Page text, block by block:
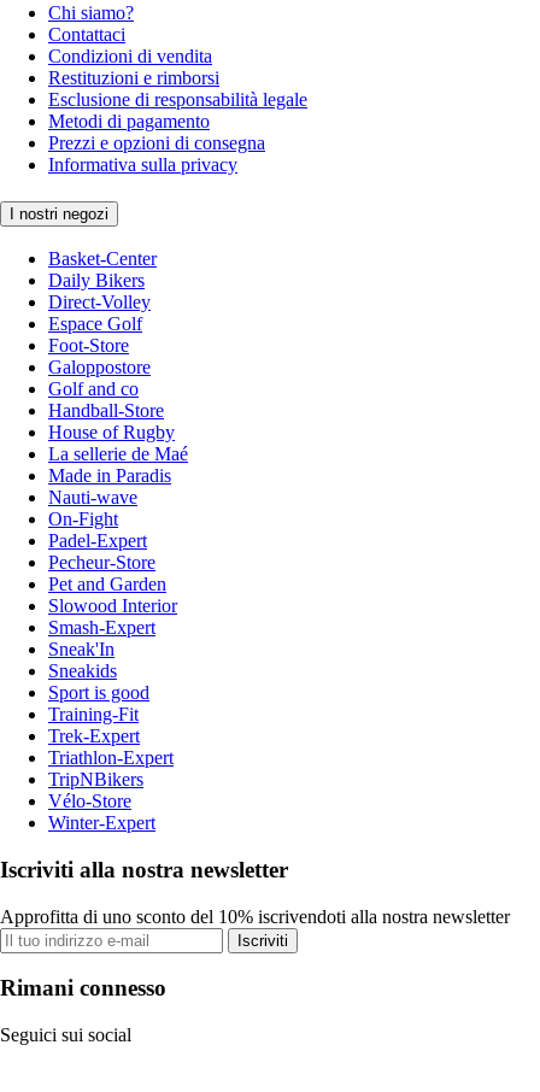
Chi siamo?
Contattaci
Condizioni di vendita
Restituzioni e rimborsi
Esclusione di responsabilità legale
Metodi di pagamento
Prezzi e opzioni di consegna
Informativa sulla privacy
I nostri negozi
Basket-Center
Daily Bikers
Direct-Volley
Espace Golf
Foot-Store
Galoppostore
Golf and co
Handball-Store
House of Rugby
La sellerie de Maé
Made in Paradis
Nauti-wave
On-Fight
Padel-Expert
Pecheur-Store
Pet and Garden
Slowood Interior
Smash-Expert
Sneak'In
Sneakids
Sport is good
Training-Fit
Trek-Expert
Triathlon-Expert
TripNBikers
Vélo-Store
Winter-Expert
Iscriviti alla nostra newsletter
Approfitta di uno sconto del 10% iscrivendoti alla nostra newsletter
Iscriviti
Rimani connesso
Seguici sui social